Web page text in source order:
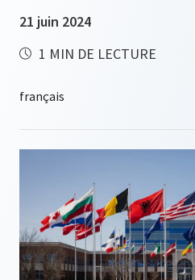
21 juin 2024
1 MIN DE LECTURE